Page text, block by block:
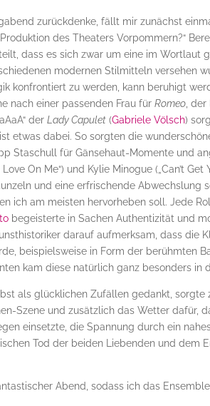
zurückdenke, fällt mir zunächst
des Theaters Vorpommern?“
dass es sich zwar um eine im Wortlaut
modernen Stilmitteln versehen
konfrontiert zu werden, kann beruhigt
nach einer passenden Frau fürRomeo ,
derLady Capulet (Gabriele Völsch)
etwas dabei. So sorgten die
Staschull für Gänsehaut-Momente und
On Me“) und Kylie Minogue („Can’t
und eine erfrischende Abwechslung
ich am meisten hervorheben soll. Jede
begeisterte in Sachen Authentizität und
darauf aufmerksam, dass die
beispielsweise in Form der berühmten
kam diese natürlich ganz besonders in
als glücklichen Zufällen gedankt,
Szene und zusätzlich das Wetter dafür,
einsetzte, die Spannung durch ein
Tod der beiden Liebenden und dem
Abend, sodass ich das